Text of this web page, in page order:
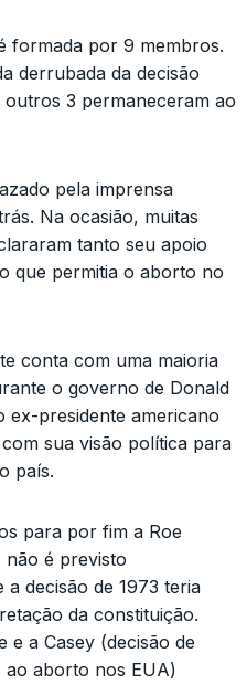
formada por 9 membros.
derrubada da decisão
3 permaneceram ao
pela imprensa
Na ocasião, muitas
tanto seu apoio
que permitia o aborto no
conta com uma maioria
o governo de Donald
ex-presidente americano
sua visão política para
país.
para por fim a Roe
é previsto
a decisão de 1973 teria
da constituição.
e a Casey (decisão de
ao aborto nos EUA)